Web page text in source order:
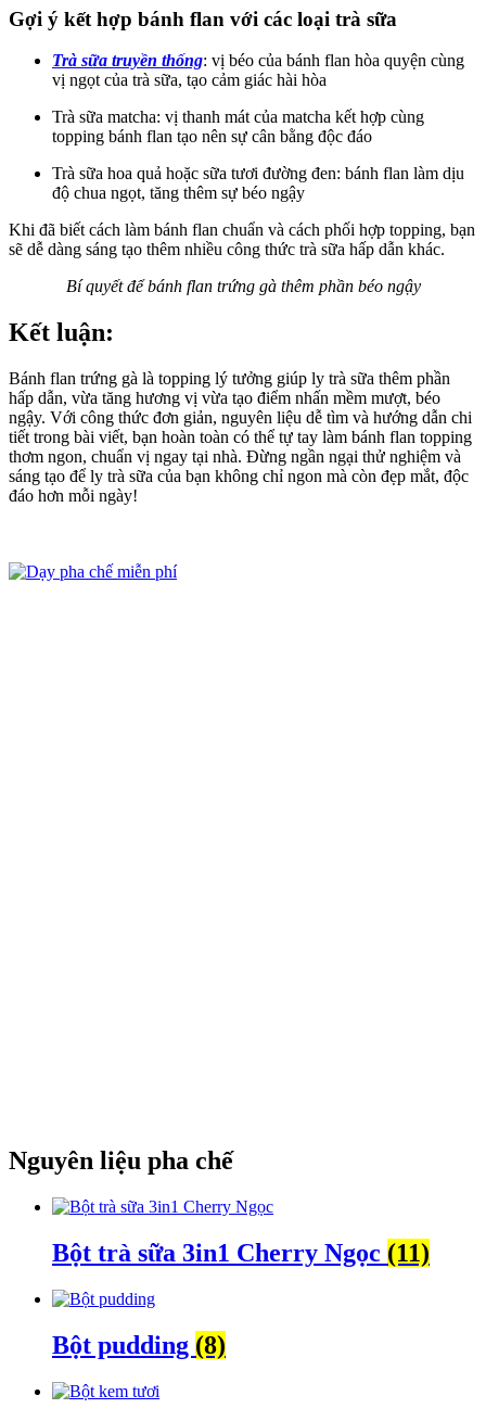
Gợi ý kết hợp bánh flan với các loại trà sữa
Trà sữa truyền thống: vị béo của bánh flan hòa quyện cùng
vị ngọt của trà sữa, tạo cảm giác hài hòa
Trà sữa matcha: vị thanh mát của matcha kết hợp cùng
topping bánh flan tạo nên sự cân bằng độc đáo
Trà sữa hoa quả hoặc sữa tươi đường đen: bánh flan làm dịu
độ chua ngọt, tăng thêm sự béo ngậy
Khi đã biết cách làm bánh flan chuẩn và cách phối hợp topping, bạn
sẽ dễ dàng sáng tạo thêm nhiều công thức trà sữa hấp dẫn khác.
Bí quyết để bánh flan trứng gà thêm phần béo ngậy
Kết luận:
Bánh flan trứng gà là topping lý tưởng giúp ly trà sữa thêm phần
hấp dẫn, vừa tăng hương vị vừa tạo điểm nhấn mềm mượt, béo
ngậy. Với công thức đơn giản, nguyên liệu dễ tìm và hướng dẫn chi
tiết trong bài viết, bạn hoàn toàn có thể tự tay làm bánh flan topping
thơm ngon, chuẩn vị ngay tại nhà. Đừng ngần ngại thử nghiệm và
sáng tạo để ly trà sữa của bạn không chỉ ngon mà còn đẹp mắt, độc
đáo hơn mỗi ngày!
Nguyên liệu pha chế
Bột trà sữa 3in1 Cherry Ngọc (11)
Bột pudding (8)